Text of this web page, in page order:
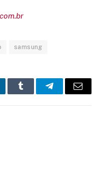
samsung
Tumblr TelegramEmail